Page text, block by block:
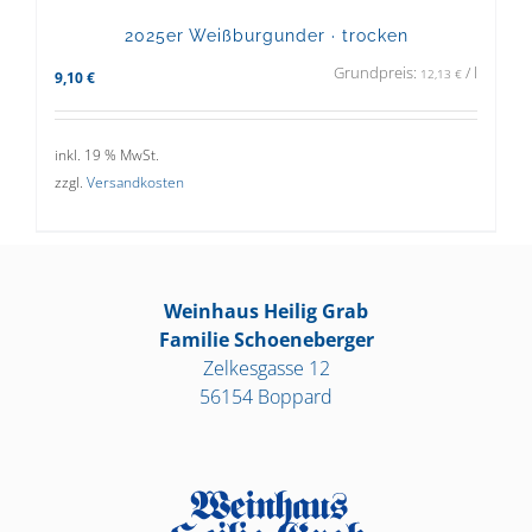
2025er Weißburgunder · trocken
9,10 € Grundpreis: 12,13 € / l
inkl. 19 % MwSt.
zzgl. Versandkosten
Weinhaus Heilig Grab
Familie Schoeneberger
Zelkesgasse 12
56154 Boppard